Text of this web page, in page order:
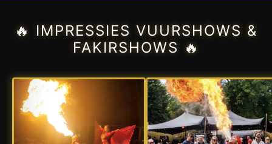
🔥 IMPRESSIES VUURSHOWS &
FAKIRSHOWS 🔥